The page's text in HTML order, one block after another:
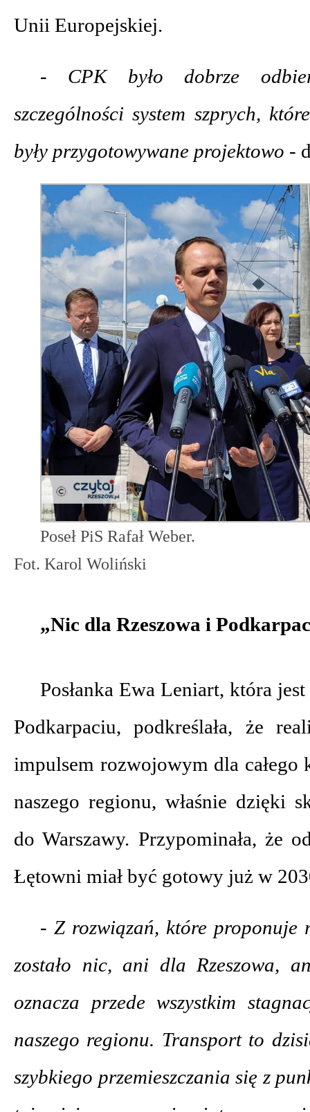
Unii Europejskiej.
- CPK było dobrze
szczególności system szprych,
były przygotowywane projektowo -
Poseł PiS Rafał Weber.
Fot. Karol Woliński
„Nic dla Rzeszowa i
Posłanka Ewa Leniart, która
Podkarpaciu, podkreślała, że
impulsem rozwojowym dla całego
naszego regionu, właśnie dzięki
do Warszawy. Przypominała, że
Łętowni miał być gotowy już w
- Z rozwiązań, które proponuje
zostało nic, ani dla Rzeszowa,
oznacza przede wszystkim
naszego regionu. Transport to
szybkiego przemieszczania się z